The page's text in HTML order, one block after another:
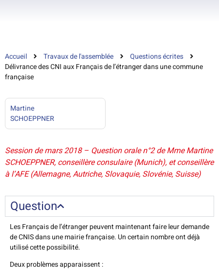
Accueil Travaux de l'assemblée
Questions écrites
Délivrance des CNI aux Français de l’étranger dans une commune
française
Martine
SCHOEPPNER
Session de mars 2018 – Question orale n°2 de Mme Martine
SCHOEPPNER, conseillère consulaire (Munich), et conseillère
à l’AFE (Allemagne, Autriche, Slovaquie, Slovénie, Suisse)
Question
Les Français de l’étranger peuvent maintenant faire leur demande
de CNIS dans une mairie française. Un certain nombre ont déjà
utilisé cette possibilité.
Deux problèmes apparaissent :